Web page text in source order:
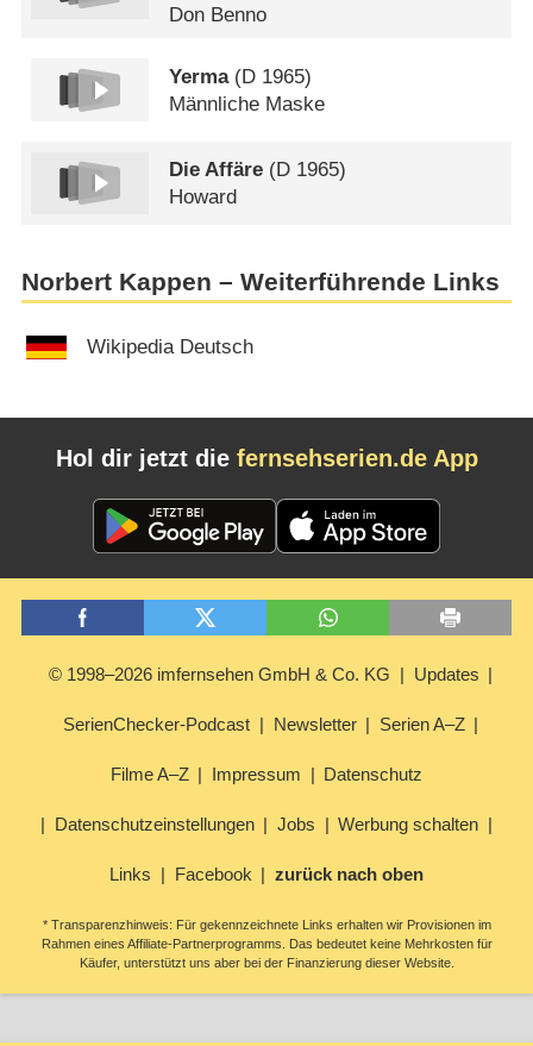
Don Benno
Yerma(D 1965)
Männliche Maske
Die Affäre (D 1965)
Howard
Norbert Kappen – Weiterführende Links
Wikipedia Deutsch
Hol dir jetzt die fernsehserien.de App
© 1998–2026 imfernsehen GmbH & Co. KG Updates
SerienChecker-Podcast Newsletter Serien A–Z
Filme A–Z Impressum Datenschutz
Datenschutzeinstellungen Jobs Werbung schalten
Links Facebook zurück nach oben
* Transparenzhinweis: Für gekennzeichnete Links erhalten wir Provisionen im
Rahmen eines Affiliate-Partnerprogramms. Das bedeutet keine Mehrkosten für
Käufer, unterstützt uns aber bei der Finanzierung dieser Website.